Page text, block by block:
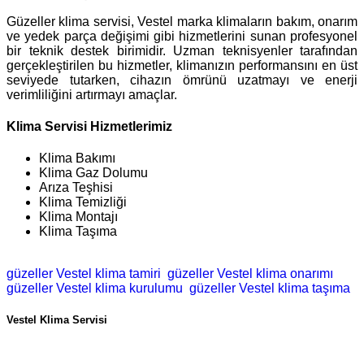
Güzeller klima servisi, Vestel marka klimaların bakım, onarım
ve yedek parça değişimi gibi hizmetlerini sunan profesyonel
bir teknik destek birimidir. Uzman teknisyenler tarafından
gerçekleştirilen bu hizmetler, klimanızın performansını en üst
seviyede tutarken, cihazın ömrünü uzatmayı ve enerji
verimliliğini artırmayı amaçlar.
Klima Servisi Hizmetlerimiz
Klima Bakımı
Klima Gaz Dolumu
Arıza Teşhisi
Klima Temizliği
Klima Montajı
Klima Taşıma
güzeller Vestel klima tamiri güzeller Vestel klima onarımı
güzeller Vestel klima kurulumu güzeller Vestel klima taşıma
Vestel Klima Servisi